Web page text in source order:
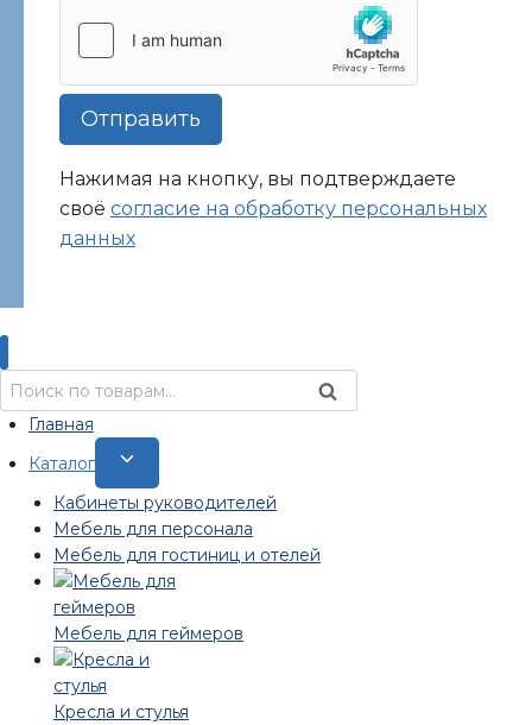
Отправить
Нажимая на кнопку, вы подтверждаете
своё согласие на обработку персональных
данных
Искать: Поиск
Главная
Каталог
Переключить
дочернее
меню
Кабинеты руководителей
Мебель для персонала
Мебель для гостиниц и отелей
Мебель для геймеров
Кресла и стулья